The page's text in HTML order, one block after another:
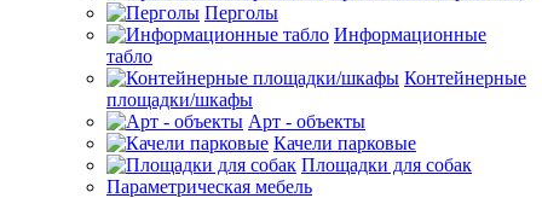
Перголы
Информационные
табло
Контейнерные
площадки/шкафы
Арт - объекты
Качели парковые
Площадки для собак
Параметрическая мебель